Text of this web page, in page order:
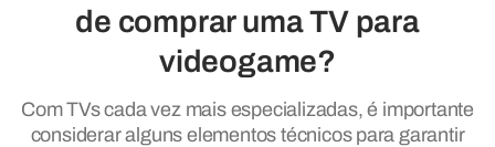
de comprar uma TV para
videogame?
Com TVs cada vez mais especializadas, é importante
considerar alguns elementos técnicos para garantir